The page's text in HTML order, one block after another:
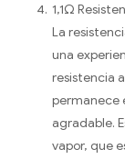
1,1Ω
La
una
resistencia
permanece
agradable.
vapor, que